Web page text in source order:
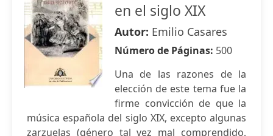
en el siglo XIX
Autor: Emilio Casares
Número de Páginas: 500
Una de las razones de la
elección de este tema fue la
firme convicción de que la
música española del siglo XIX, excepto algunas
zarzuelas (género tal vez mal comprendido,